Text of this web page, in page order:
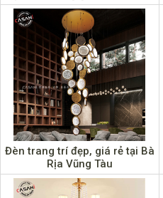
Cao Bằng
Đèn trang trí đẹp, giá rẻ tại Bà
Rịa Vũng Tàu